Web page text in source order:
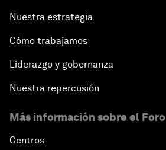
Nuestra estrategia
Cómo trabajamos
Liderazgo y gobernanza
Nuestra repercusión
Más información sobre el Foro
Centros